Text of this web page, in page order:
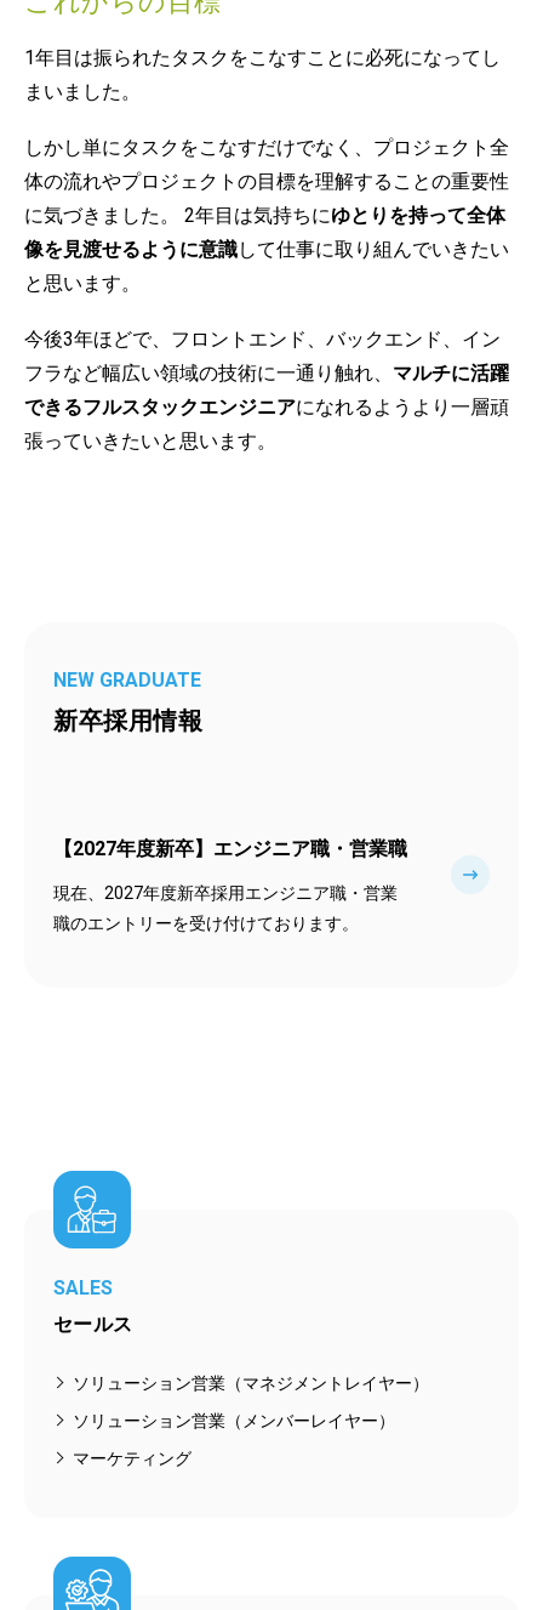
1年目は振られたタスクをこなすことに必死になってし
まいました。
しかし単にタスクをこなすだけでなく、プロジェクト全
体の流れやプロジェクトの目標を理解することの重要性
に気づきました。 2年目は気持ちにゆとりを持って全体
像を見渡せるように意識して仕事に取り組んでいきたい
と思います。
今後3年ほどで、フロントエンド、バックエンド、イン
フラなど幅広い領域の技術に一通り触れ、 マルチに活躍
できるフルスタックエンジニアになれるようより一層頑
張っていきたいと思います。
NEW GRADUATE
新卒採用情報
【2027年度新卒】エンジニア職・営業職
現在、2027年度新卒採用エンジニア職・営業
職のエントリーを受け付けております。
SALES
セールス
ソリューション営業（マネジメントレイヤー）
ソリューション営業（メンバーレイヤー）
マーケティング